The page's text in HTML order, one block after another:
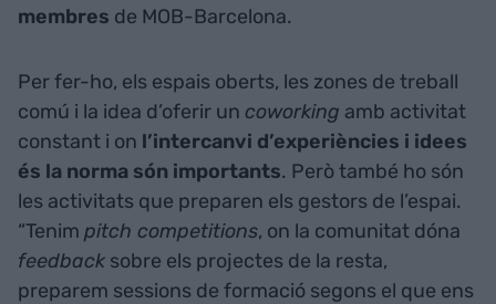
membres de MOB-Barcelona.
Per fer-ho, els espais oberts, les zones de treball
comú i la idea d’oferir un coworking amb activitat
constant i on l’intercanvi d’experiències i idees
és la norma són importants. Però també ho són
les activitats que preparen els gestors de l’espai.
“Tenim pitch competitions, on la comunitat dóna
feedback sobre els projectes de la resta,
preparem sessions de formació segons el que ens